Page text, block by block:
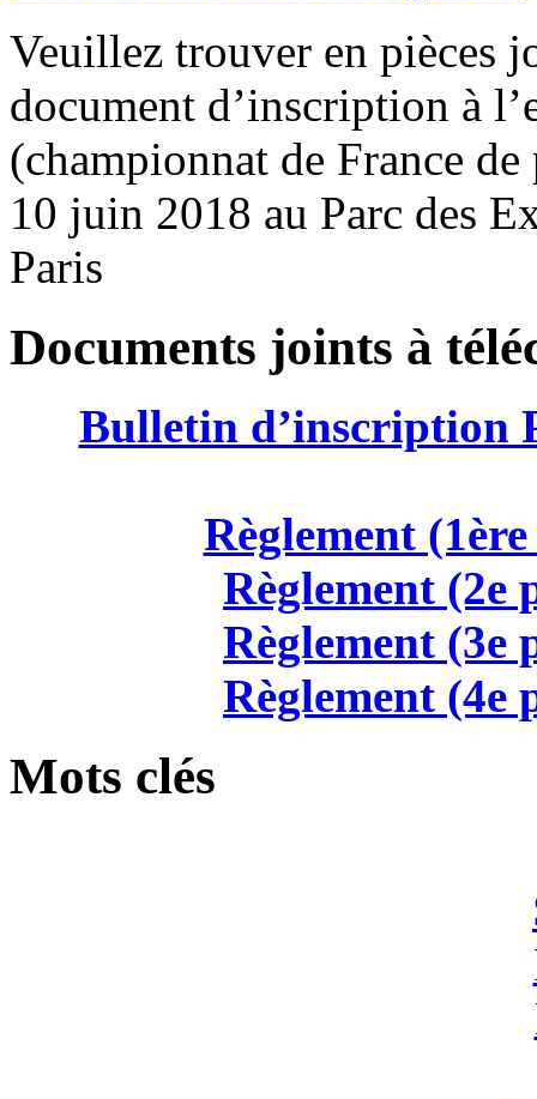
Veuillez trouver en pièces
document d’inscription à
(championnat de France
10 juin 2018 au Parc des
Paris
Documents joints à
Bulletin d’inscription
Règlement
Règlement (2e
Règlement (3e
Règlement (4e
Mots clés